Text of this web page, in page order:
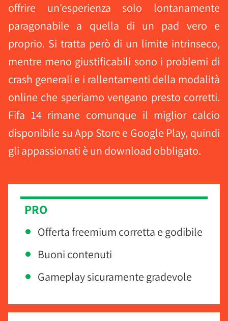
offrire un'esperienza solo lontanamente
paragonabile a quella di un pad vero e
proprio. Si tratta però di un limite intrinseco,
mentre meno giustificabili sono i problemi di
crash generali e i rallentamenti della modalità
online che speriamo vengano presto corretti.
Fifa 14 rimane comunque il miglior calcio
disponibile su App Store e Google Play, quindi
gli appassionati è un download obbligato.
PRO
Offerta freemium corretta e godibile
Buoni contenuti
Gameplay sicuramente gradevole